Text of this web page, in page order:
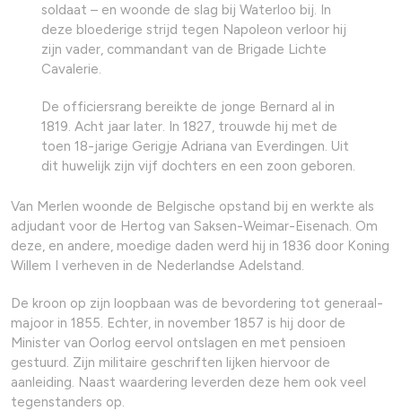
soldaat – en woonde de slag bij Waterloo bij. In
deze bloederige strijd tegen Napoleon verloor hij
zijn vader, commandant van de Brigade Lichte
Cavalerie.
De officiersrang bereikte de jonge Bernard al in
1819. Acht jaar later. In 1827, trouwde hij met de
toen 18-jarige Gerigje Adriana van Everdingen. Uit
dit huwelijk zijn vijf dochters en een zoon geboren.
Van Merlen woonde de Belgische opstand bij en werkte als
adjudant voor de Hertog van Saksen-Weimar-Eisenach. Om
deze, en andere, moedige daden werd hij in 1836 door Koning
Willem I verheven in de Nederlandse Adelstand.
De kroon op zijn loopbaan was de bevordering tot generaal-
majoor in 1855. Echter, in november 1857 is hij door de
Minister van Oorlog eervol ontslagen en met pensioen
gestuurd. Zijn militaire geschriften lijken hiervoor de
aanleiding. Naast waardering leverden deze hem ook veel
tegenstanders op.